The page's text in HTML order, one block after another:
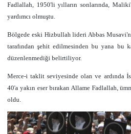
Fadlallah, 1950'li yılların sonlarında,
yardımcı olmuştu.
Bölgede eski Hizbullah lideri Abbas
tarafından şehit edilmesinden bu yana bu
düzenlenmediği belirtiliyor.
Merce-i taklit seviyesinde olan ve ardında
40'a yakın eser bırakan Allame Fadlallah,
oldu.